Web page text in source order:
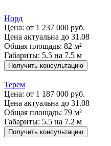
Норд
Цена: от 1 237 000 руб.
Цена актуальна до 31.08
Общая площадь: 82 м²
Габариты: 5.5 на 7.5 м
Получить консультацию
Терем
Цена: от 1 187 000 руб.
Цена актуальна до 31.08
Общая площадь: 79 м²
Габариты: 5.5 на 7.2 м
Получить консультацию